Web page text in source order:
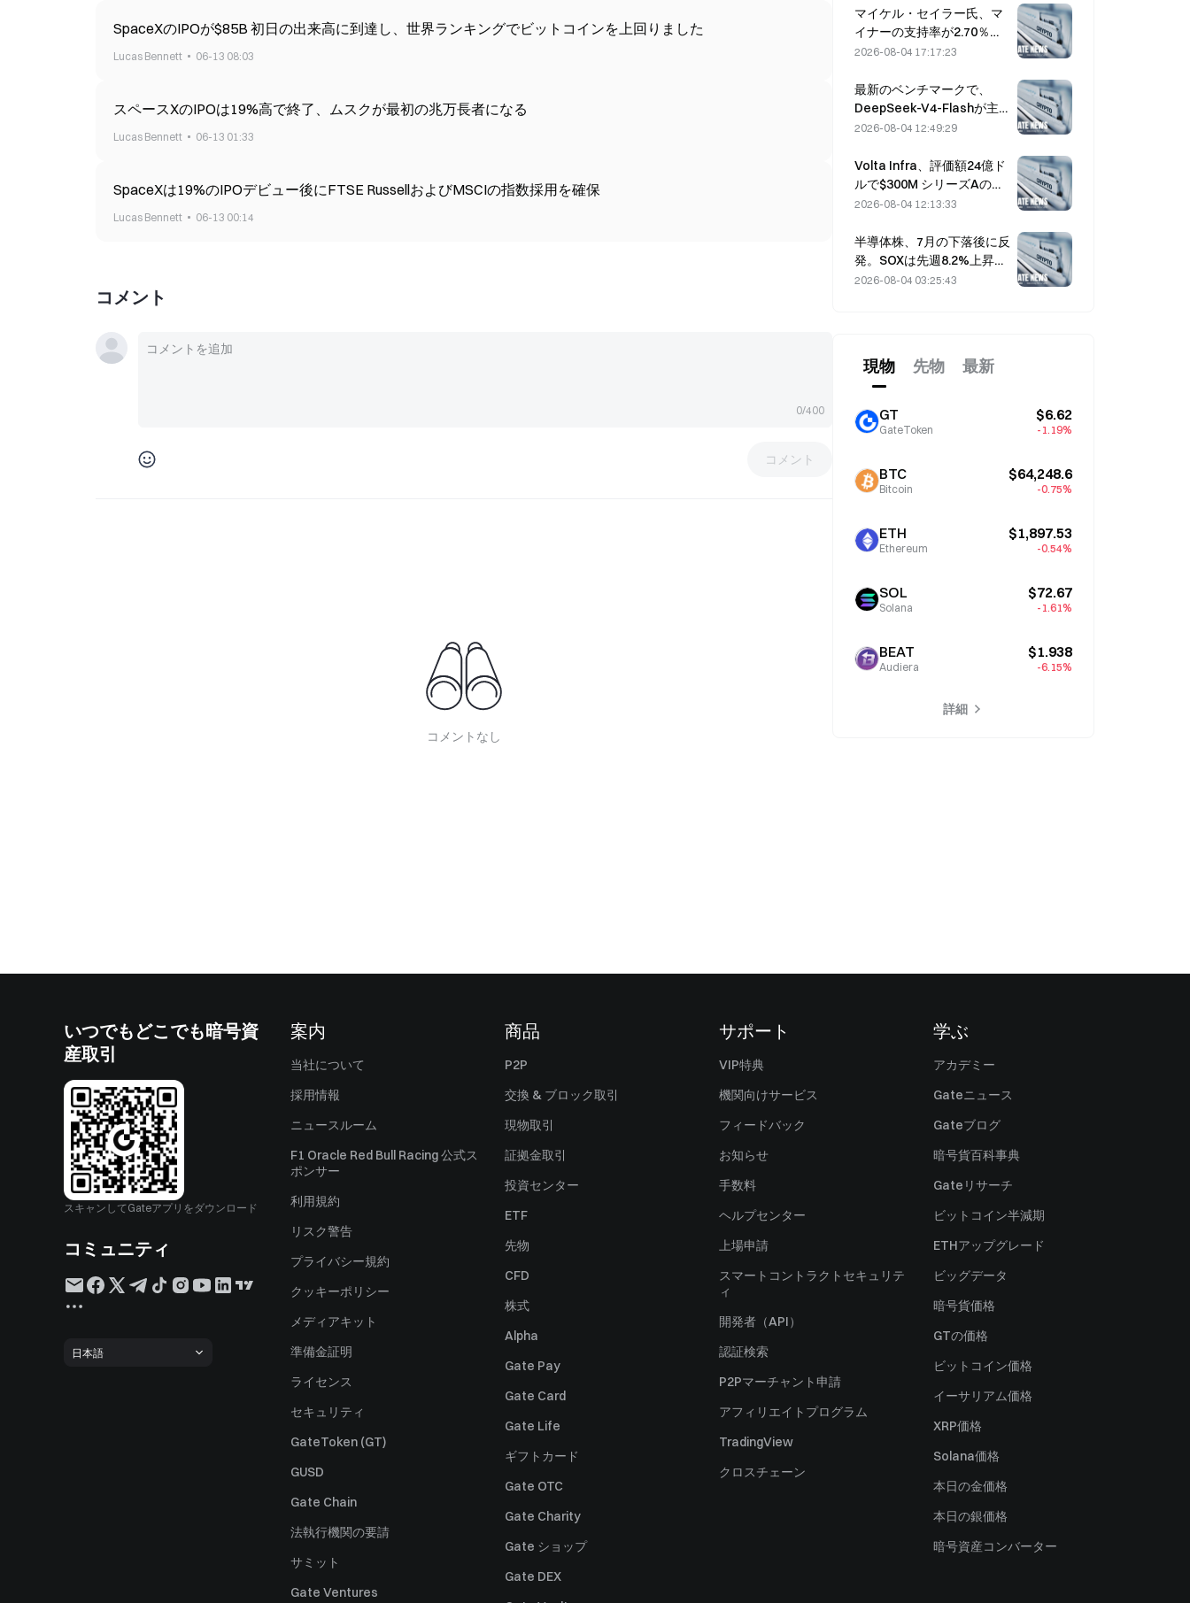
SpaceXのIPOが$85B 初日の出来高に到達し、世界ランキングでビットコインを上回りました
Lucas Bennett 06-13 08:03
スペースXのIPOは19%高で終了、ムスクが最初の兆万長者になる
Lucas Bennett 06-13 01:33
SpaceXは19%のIPOデビュー後にFTSE RussellおよびMSCIの指数採用を確保
Lucas Bennett 06-13 00:14
コメント
0/400
コメント
コメントなし
に$20M を確認
マイケル・セイラー氏、マ
イナーの支持率が2.70％で
停滞する中、BIP-110の支
呼びかける
2026-08-04 17:17:23
最新のベンチマークで、
DeepSeek-V4-Flashが主
要AIモデルの中で最も低い
2026-08-04 12:49:29
Volta Infra、評価額24億ド
ルで$300M シリーズAの資
金調達ラウンドを完了、
2026-08-04 12:13:33
半導体株、7月の下落後に反
発。SOXは先週8.2%上昇、
AMD、Western Digital、
2026-08-04 03:25:43
現物 先物 最新
GT
GateToken
$6.62
-1.19%
BTC
Bitcoin
$64,248.6
-0.75%
ETH
Ethereum
$1,897.53
-0.54%
SOL
Solana
$72.67
-1.61%
BEAT
Audiera
$1.938
-6.15%
詳細
いつでもどこでも暗号資
産取引
スキャンしてGateアプリをダウンロード
コミュニティ
日本語
案内
当社について
採用情報
ニュースルーム
F1 Oracle Red Bull Racing 公式ス
ポンサー
利用規約
リスク警告
プライバシー規約
クッキーポリシー
メディアキット
準備金証明
ライセンス
セキュリティ
GateToken (GT)
GUSD
Gate Chain
法執行機関の要請
サミット
Gate Ventures
商品
P2P
交換 & ブロック取引
現物取引
証拠金取引
投資センター
ETF
先物
CFD
株式
Alpha
Gate Pay
Gate Card
Gate Life
ギフトカード
Gate OTC
Gate Charity
Gate ショップ
Gate DEX
サポート
VIP特典
機関向けサービス
フィードバック
お知らせ
手数料
ヘルプセンター
上場申請
スマートコントラクトセキュリテ
ィ
開発者（API）
認証検索
P2Pマーチャント申請
アフィリエイトプログラム
TradingView
クロスチェーン
学ぶ
アカデミー
Gateニュース
Gateブログ
暗号貨百科事典
Gateリサーチ
ビットコイン半減期
ETHアップグレード
ビッグデータ
暗号貨価格
GTの価格
ビットコイン価格
イーサリアム価格
XRP価格
Solana価格
本日の金価格
本日の銀価格
暗号資産コンバーター